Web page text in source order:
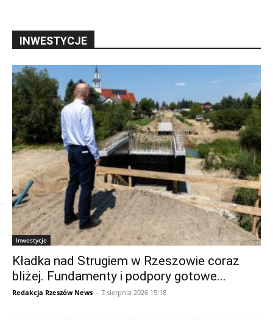
INWESTYCJE
Inwestycje
Kładka nad Strugiem w Rzeszowie coraz
bliżej. Fundamenty i podpory gotowe...
Redakcja Rzeszów News - 7 sierpnia 2026 15:18